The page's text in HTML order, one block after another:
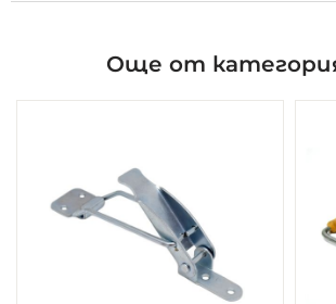
Още от